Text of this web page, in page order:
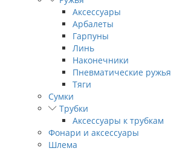
Аксессуары
Арбалеты
Гарпуны
Линь
Наконечники
Пневматические ружья
Тяги
Сумки
Трубки
Аксессуары к трубкам
Фонари и аксессуары
Шлема